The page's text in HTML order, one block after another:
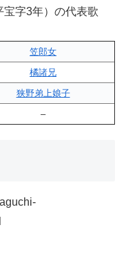
字3年）の代表歌
笠郎女
橘諸兄
狭野弟上娘子
–